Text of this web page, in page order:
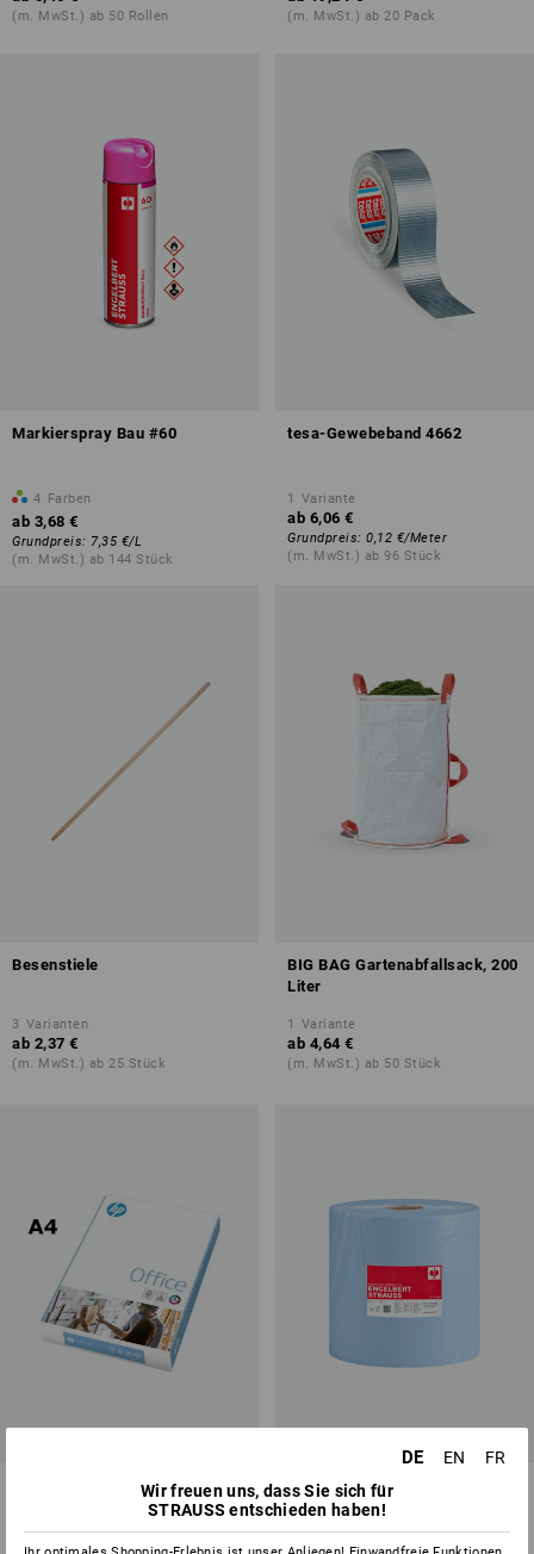
(m. MwSt.) ab 50 Rollen (m. MwSt.) ab 20 Pack
Markierspray Bau #60
4 Farben
ab 3,68 €
Grundpreis: 7,35 €/L
(m. MwSt.) ab 144 Stück
tesa-Gewebeband 4662
1 Variante
ab 6,06 €
Grundpreis: 0,12 €/Meter
(m. MwSt.) ab 96 Stück
Besenstiele
3 Varianten
ab 2,37 €
(m. MwSt.) ab 25 Stück
BIG BAG Gartenabfallsack, 200
Liter
1 Variante
ab 4,64 €
(m. MwSt.) ab 50 Stück
Kopierpapier HP Office, DIN A4
Variante
Reinigungspapierrolle, 3-lagig,
1000 Abrisse
1 Variante
DE EN
FR
Wir freuen uns, dass Sie sich für
STRAUSS entschieden haben!